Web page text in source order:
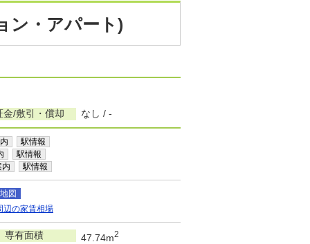
ン・アパート)
金/敷引・償却 なし / -
駅情報
駅情報
内
駅情報
図
辺の家賃相場
専有面積 47.74m2